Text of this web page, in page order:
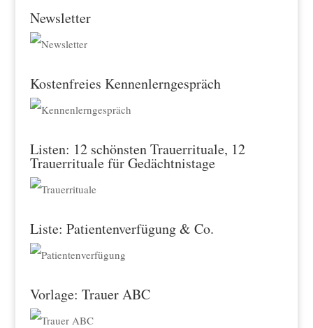
Newsletter
Kostenfreies Kennenlerngespräch
Listen: 12 schönsten Trauerrituale, 12
Trauerrituale für Gedächtnistage
Liste: Patientenverfügung & Co.
Vorlage: Trauer ABC